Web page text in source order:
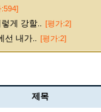
모데카이저 모르가나
벡스 벨베스
게 강할.. [평가:2]
선 내가.. [평가:2]
제목